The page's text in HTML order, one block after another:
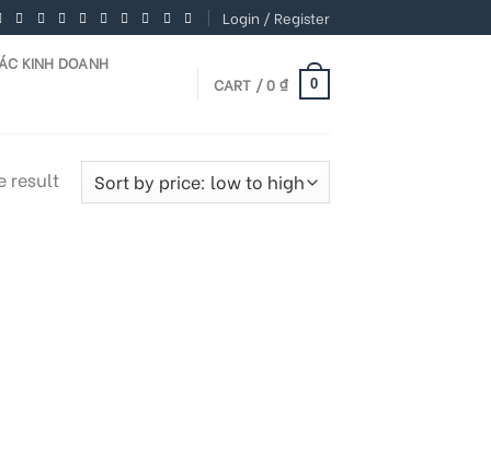
Login / Register
KINH DOANH
CART /0 ₫ 0
result